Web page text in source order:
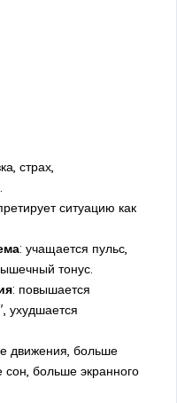
страх,
ситуацию как
: учащается пульс,
тонус.
: повышается
ухудшается
движения, больше
больше экранного